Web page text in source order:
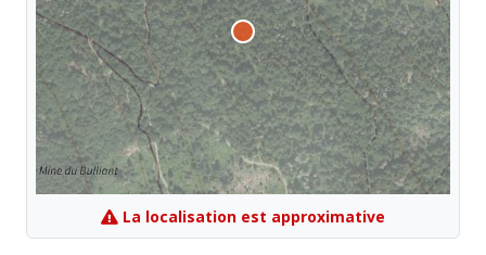
La localisation est approximative